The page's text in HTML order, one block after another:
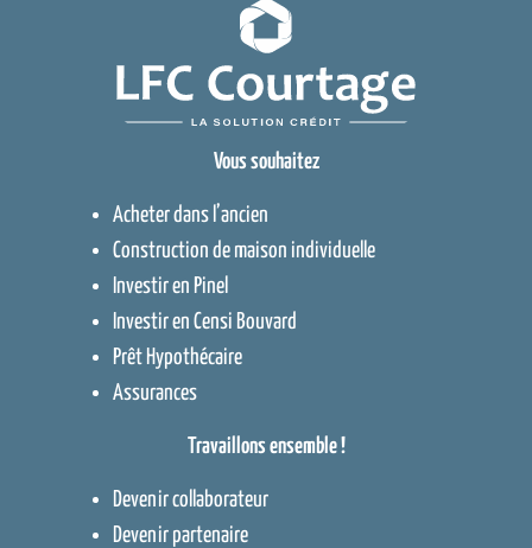
Vous souhaitez
Acheter dans l’ancien
Construction de maison individuelle
Investir en Pinel
Investir en Censi Bouvard
Prêt Hypothécaire
Assurances
Travaillons ensemble !
Devenir collaborateur
Devenir partenaire